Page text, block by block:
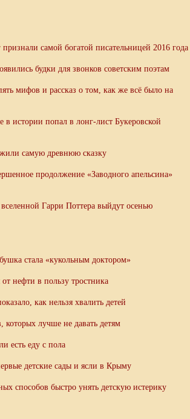
самой богатой писательницей 2016 года
будки для звонков советским поэтам
мифов и рассказ о том, как же всё было на
в истории попал в лонг-лист Букеровской
самую древнюю сказку
продолжение «Заводного апельсина»
Гарри Поттера выйдут осенью
стала «кукольным доктором»
от нефти в пользу тростника
как нельзя хвалить детей
которых лучше не давать детям
есть еду с пола
детские сады и ясли в Крыму
способов быстро унять детскую истерику